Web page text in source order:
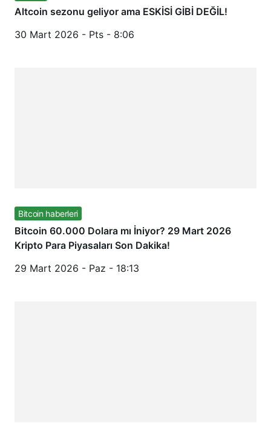
Altcoin sezonu geliyor ama ESKİSİ GİBİ DEĞİL!
30 Mart 2026 - Pts - 8:06
Bitcoin haberleri
Bitcoin 60.000 Dolara mı İniyor? 29 Mart 2026
Kripto Para Piyasaları Son Dakika!
29 Mart 2026 - Paz - 18:13